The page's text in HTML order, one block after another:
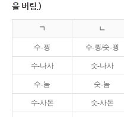
을 버림.)
ㄱ ㄴ
수-꿩 수-퀑/숫-꿩
수-나사 숫-나사
수-놈 숫-놈
수-사돈 숫-사돈